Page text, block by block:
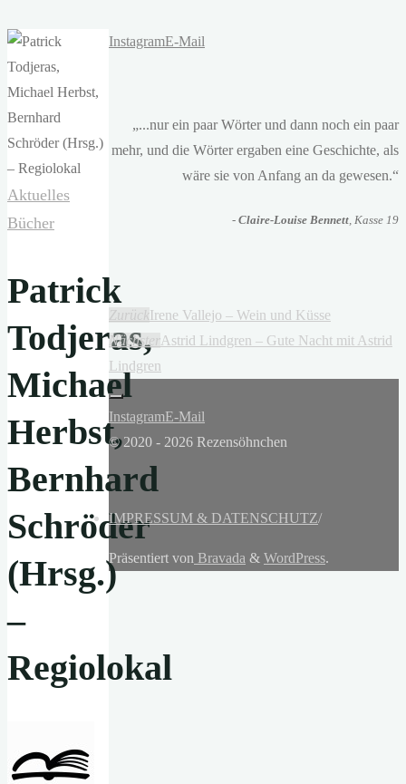
Aktuelles
Bücher
Patrick
Todjeras,
Michael
Herbst,
Bernhard
Schröder
(Hrsg.)
–
Regiolokal
InstagramE-Mail
„...nur ein paar Wörter und dann noch ein paar
mehr, und die Wörter ergaben eine Geschichte, als
wäre sie von Anfang an da gewesen.“
- Claire-Louise Bennett, Kasse 19
ZurückIrene Vallejo – Wein und Küsse
NächsterAstrid Lindgren – Gute Nacht mit Astrid
Lindgren
InstagramE-Mail
© 2020 - 2026 Rezensöhnchen
IMPRESSUM & DATENSCHUTZ/
Präsentiert von Bravada & WordPress.